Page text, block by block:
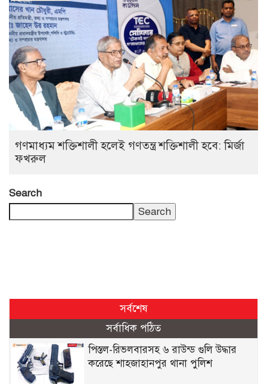
গণমাধ্যম শক্তিশালী হলেই গণতন্ত্র শক্তিশালী হবে: মির্জা
ফখরুল
Search
Search
সর্বশেষ
সর্বাধিক পঠিত
পিস্তল-রিভলবারসহ ৬ রাউন্ড গুলি উদ্ধার
করেছে শাহজাহানপুর থানা পুলিশ